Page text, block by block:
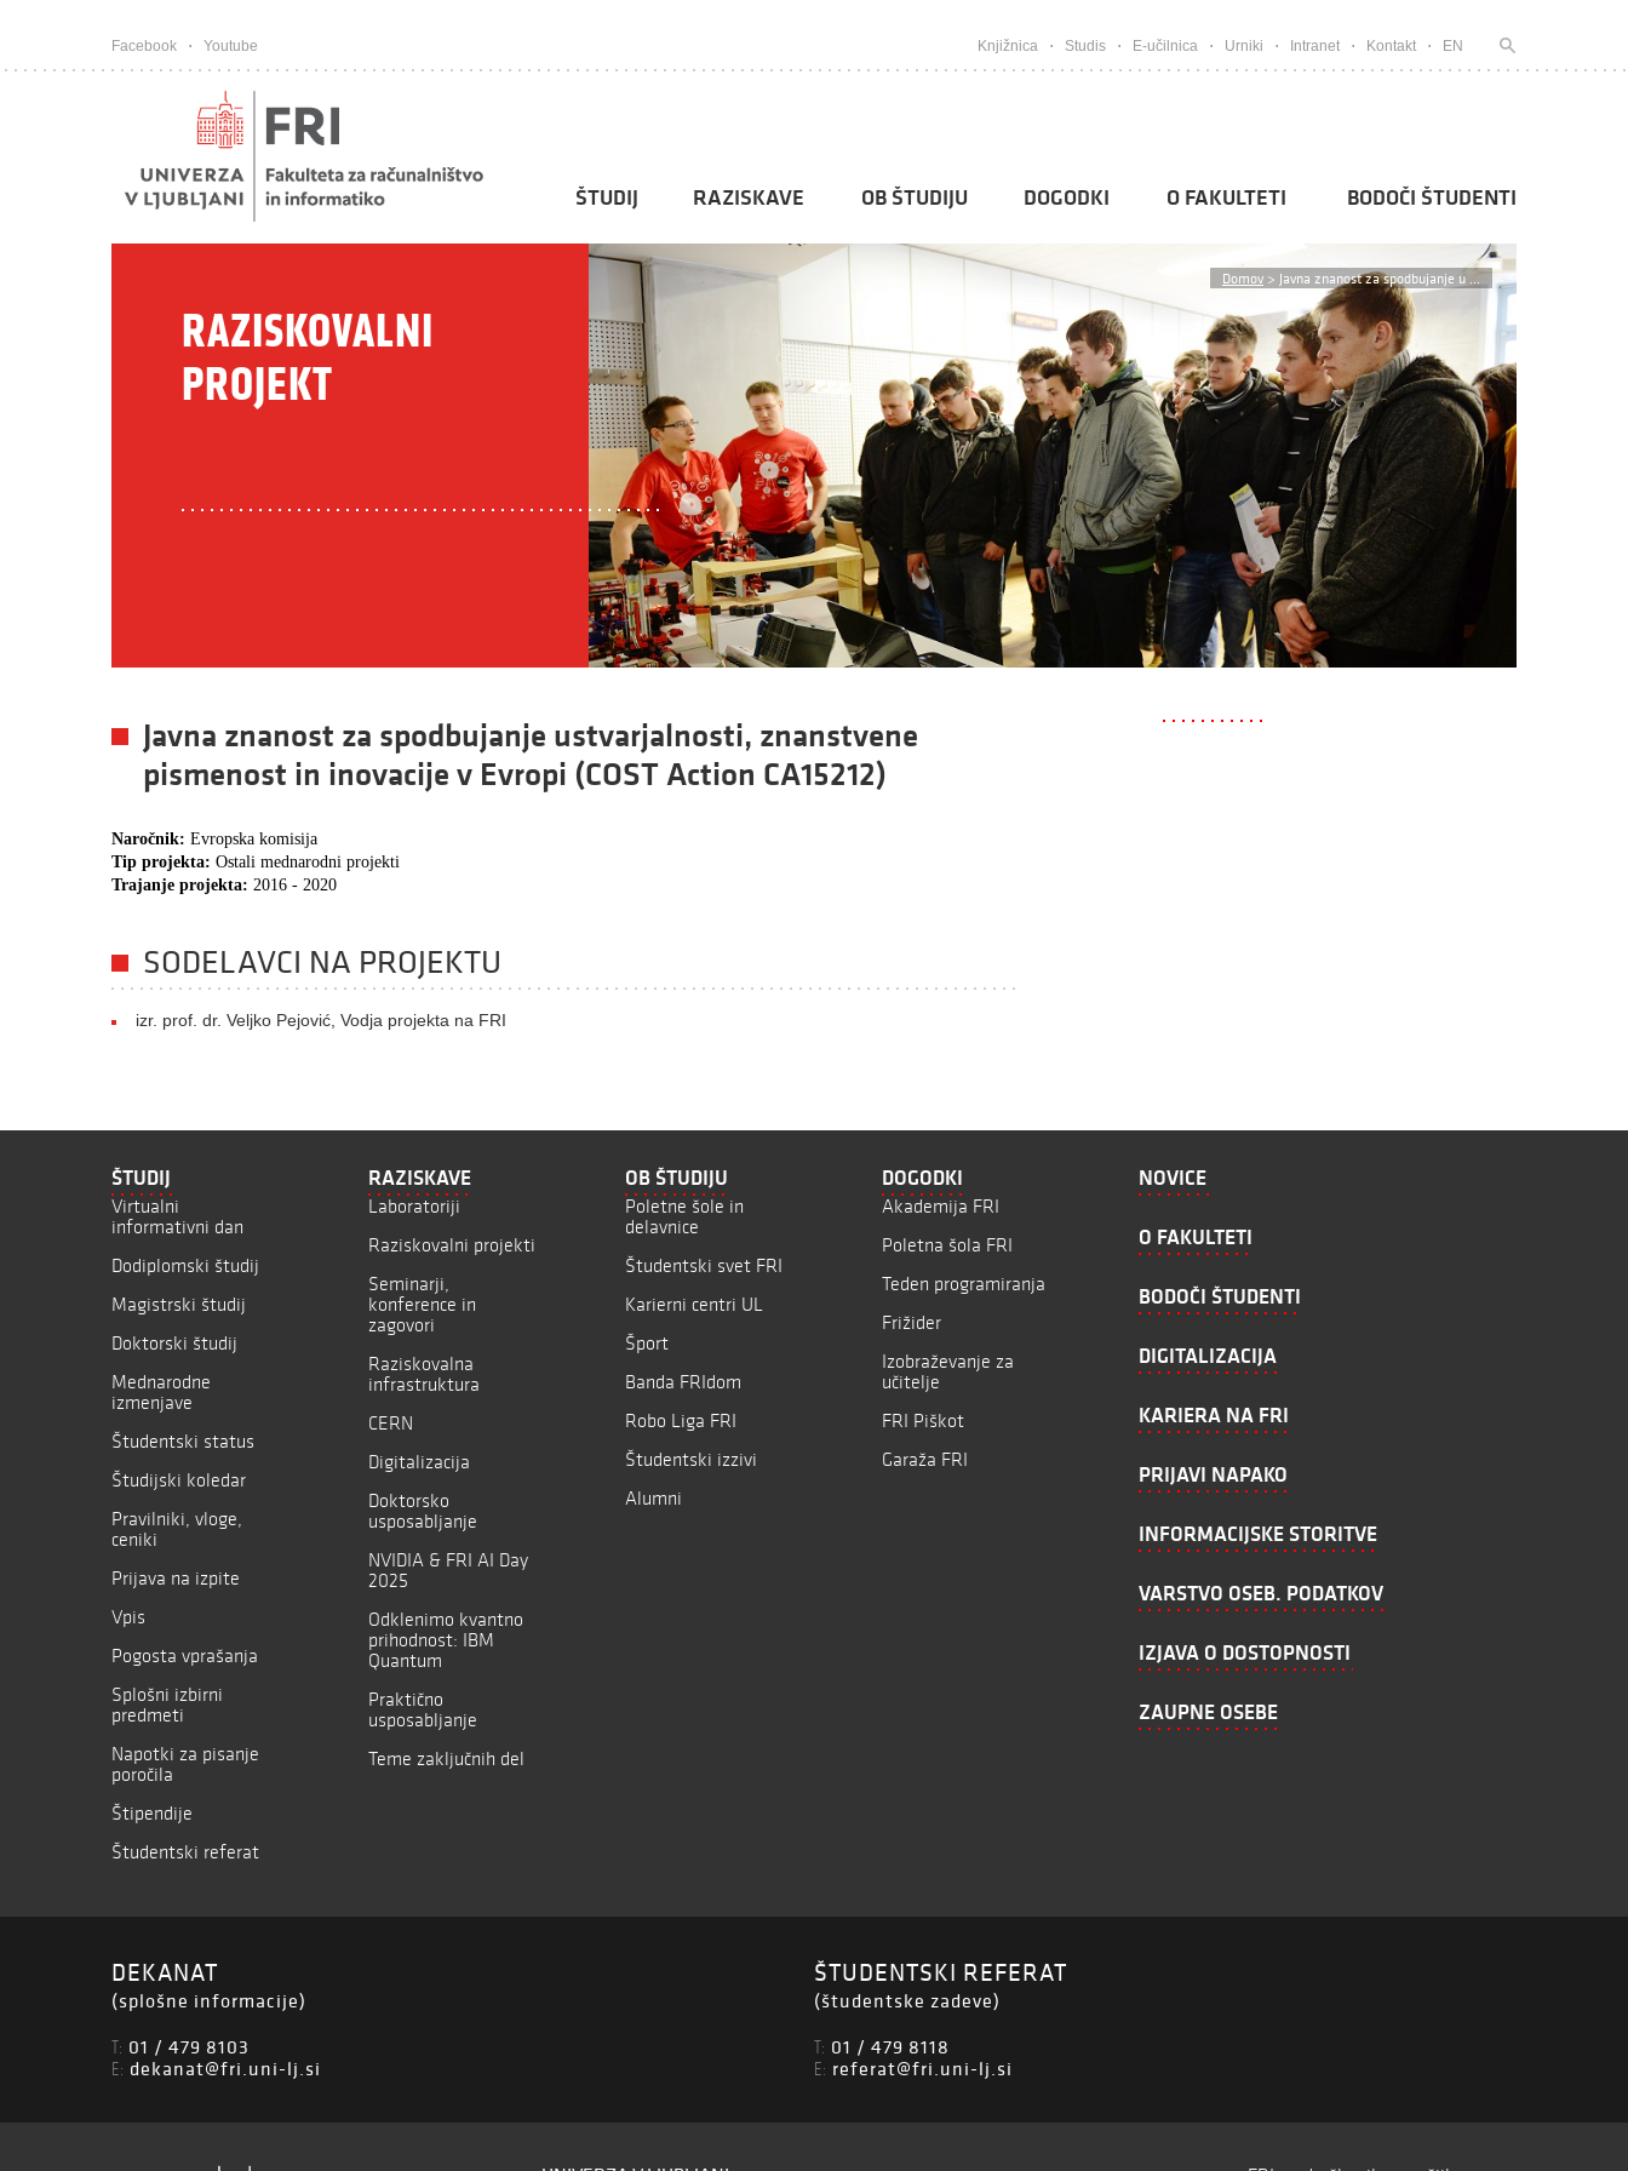
Facebook Youtube Knjižnica Studis E-učilnica Urniki Intranet Kontakt EN
ŠTUDIJ RAZISKAVE OB ŠTUDIJU DOGODKI O FAKULTETI BODOČI ŠTUDENTI
Domov > Javna znanost za spodbujanje u ...
RAZISKOVALNI
PROJEKT
Javna znanost za spodbujanje ustvarjalnosti, znanstvene
pismenost in inovacije v Evropi (COST Action CA15212)
Naročnik: Evropska komisija
Tip projekta: Ostali mednarodni projekti
Trajanje projekta: 2016 - 2020
SODELAVCI NA PROJEKTU
izr. prof. dr. Veljko Pejović, Vodja projekta na FRI
ŠTUDIJ
Virtualni
informativni dan
Dodiplomski študij
Magistrski študij
Doktorski študij
Mednarodne
izmenjave
Študentski status
Študijski koledar
Pravilniki, vloge,
ceniki
Prijava na izpite
Vpis
Pogosta vprašanja
Splošni izbirni
predmeti
Napotki za pisanje
poročila
Štipendije
Študentski referat
RAZISKAVE
Laboratoriji
Raziskovalni projekti
Seminarji,
konference in
zagovori
Raziskovalna
infrastruktura
CERN
Digitalizacija
Doktorsko
usposabljanje
NVIDIA & FRI AI Day
2025
Odklenimo kvantno
prihodnost: IBM
Quantum
Praktično
usposabljanje
Teme zaključnih del
OB ŠTUDIJU
Poletne šole in
delavnice
Študentski svet FRI
Karierni centri UL
Šport
Banda FRIdom
Robo Liga FRI
Študentski izzivi
Alumni
DOGODKI
Akademija FRI
Poletna šola FRI
Teden programiranja
Frižider
Izobraževanje za
učitelje
FRI Piškot
Garaža FRI
NOVICE
O FAKULTETI
BODOČI ŠTUDENTI
DIGITALIZACIJA
KARIERA NA FRI
PRIJAVI NAPAKO
INFORMACIJSKE STORITVE
VARSTVO OSEB. PODATKOV
IZJAVA O DOSTOPNOSTI
ZAUPNE OSEBE
DEKANAT
(splošne informacije)
T: 01 / 479 8103
E: dekanat@fri.uni-lj.si
ŠTUDENTSKI REFERAT
(študentske zadeve)
T: 01 / 479 8118
E: referat@fri.uni-lj.si